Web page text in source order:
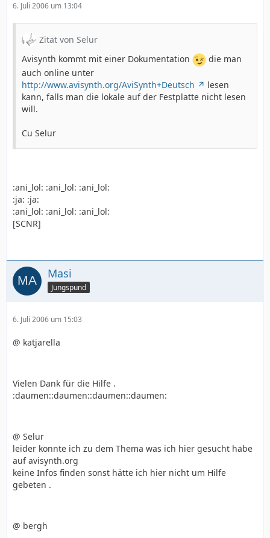
6. Juli 2006 um 13:04
Zitat von Selur
Avisynth kommt mit einer Dokumentation
die man
auch online unter
http://www.avisynth.org/AviSynth+Deutsch
lesen
kann, falls man die lokale auf der Festplatte nicht lesen
will.
Cu Selur
:ani_lol: :ani_lol: :ani_lol:
:ja: :ja:
:ani_lol: :ani_lol: :ani_lol:
[SCNR]
Masi
Jungspund
6. Juli 2006 um 15:03
@ katjarella
Vielen Dank für die Hilfe .
:daumen::daumen::daumen::daumen:
@ Selur
leider konnte ich zu dem Thema was ich hier gesucht habe
auf avisynth.org
keine Infos finden sonst hätte ich hier nicht um Hilfe
gebeten .
@ bergh